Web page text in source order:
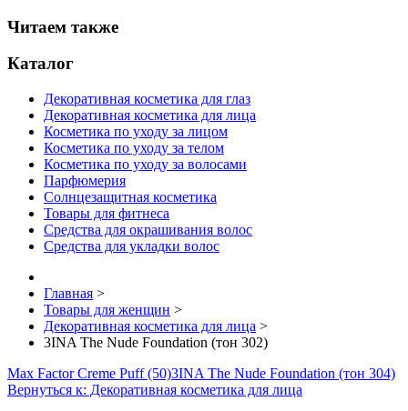
Читаем также
Каталог
Декоративная косметика для глаз
Декоративная косметика для лица
Косметика по уходу за лицом
Косметика по уходу за телом
Косметика по уходу за волосами
Парфюмерия
Солнцезащитная косметика
Товары для фитнеса
Средства для окрашивания волос
Средства для укладки волос
Главная >
Товары для женщин >
Декоративная косметика для лица >
3INA The Nude Foundation (тон 302)
Max Factor Creme Puff (50)3INA The Nude Foundation (тон 304)
Вернуться к: Декоративная косметика для лица